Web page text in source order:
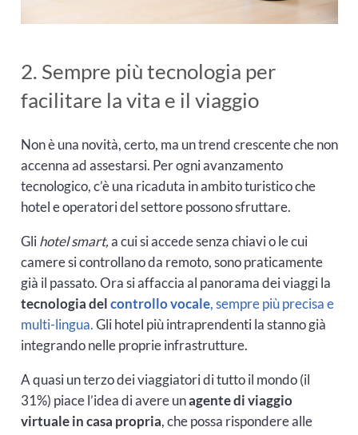
2. Sempre più tecnologia per
facilitare la vita e il viaggio
Non è una novità, certo, ma un trend crescente che non
accenna ad assestarsi. Per ogni avanzamento
tecnologico, c’è una ricaduta in ambito turistico che
hotel e operatori del settore possono sfruttare.
Glihotel smart,a cui si accede senza chiavi o le cui
camere si controllano da remoto, sono praticamente
già il passato. Ora si affaccia al panorama dei viaggi la
tecnologia delcontrollo vocale, sempre più precisa e
multi-lingua.Gli hotel più intraprendenti la stanno già
integrando nelle proprie infrastrutture.
A quasi un terzo dei viaggiatori di tutto il mondo (il
31%) piace l’idea di avere unagente di viaggio
virtuale in casa propria, che possa rispondere alle